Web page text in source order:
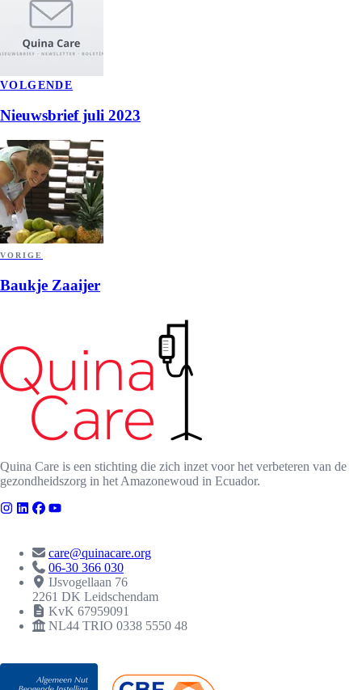
VOLGENDE
Nieuwsbrief juli 2023
VORIGE
Baukje Zaaijer
Quina Care is een stichting die zich inzet voor het verbeteren van de
gezondheidszorg in het Amazonewoud in Ecuador.
care@quinacare.org
06-30 366 030
IJsvogellaan 76
2261 DK Leidschendam
KvK 67959091
NL44 TRIO 0338 5550 48